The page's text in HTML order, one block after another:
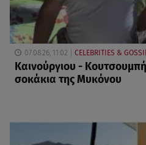
07.08.26, 11:02 CELEBRITIES &
Καινούργιου -
σοκάκια της Μυκόνου